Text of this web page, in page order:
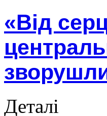
«Від
Деталі